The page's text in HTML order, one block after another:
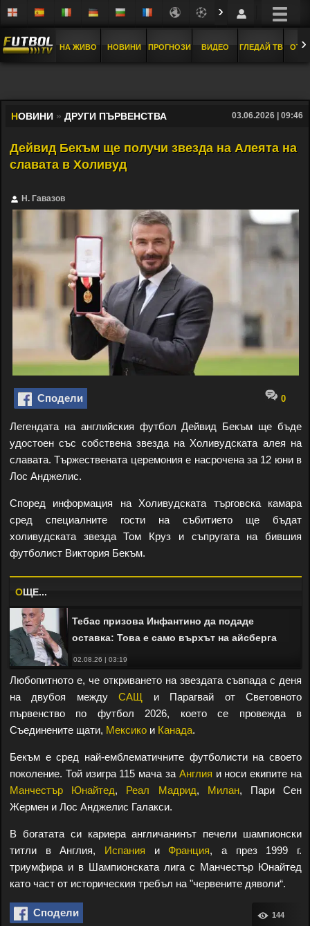
›
НА ЖИВО НОВИНИ ПРОГНОЗИ ВИДЕО ГЛЕДАЙ ТВ ›
НОВИНИ » ДРУГИ ПЪРВЕНСТВА 03.06.2026 | 09:46
Дейвид Бекъм ще получи звезда на Алеята на
славата в Холивуд
Н. Гавазов
Сподели 0
Легендата на английския футбол Дейвид Бекъм ще бъде
удостоен със собствена звезда на Холивудската алея на
славата. Тържествената церемония е насрочена за 12 юни в
Лос Анджелис.
Според информация на Холивудската търговска камара
сред специалните гости на събитието ще бъдат
холивудската звезда Том Круз и съпругата на бившия
футболист Виктория Бекъм.
OЩЕ...
02.08.26 | 03:19
Тебас призова Инфантино да подаде
оставка: Това е само върхът на айсберга
Любопитното е, че откриването на звездата съвпада с деня
на двубоя междуСАЩ и Парагвай от Световното
първенство по футбол 2026, което се провежда в
Съединените щати, Мексико и Канада.
Бекъм е сред най-емблематичните футболисти на своето
поколение. Той изигра 115 мача за Англия и носи екипите на
Манчестър Юнайтед, Реал Мадрид, Милан, Пари Сен
Жермен и Лос Анджелис Галакси.
В богатата си кариера англичанинът печели шампионски
титли в Англия, Испания и Франция, а през 1999 г.
триумфира и в Шампионската лига с Манчестър Юнайтед
като част от историческия требъл на "червените дяволи“.
Сподели 144